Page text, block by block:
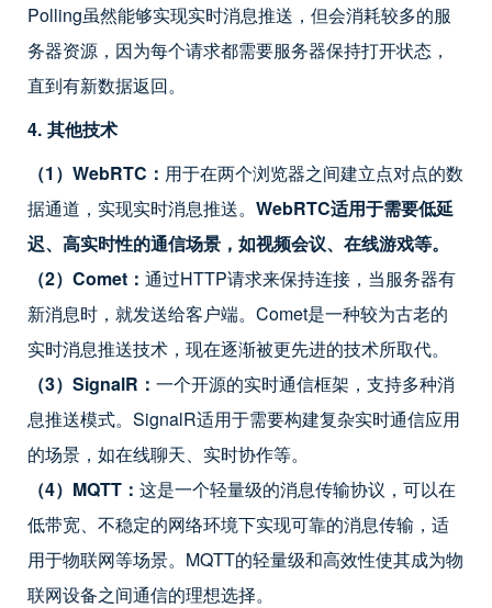
Polling虽然能够实现实时消息推送，但会消耗较多的服
务器资源，因为每个请求都需要服务器保持打开状态，
直到有新数据返回。
4. 其他技术
（1）WebRTC： 用于在两个浏览器之间建立点对点的数
据通道，实现实时消息推送。 WebRTC适用于需要低延
迟、高实时性的通信场景，如视频会议、在线游戏等。
（2）Comet： 通过HTTP请求来保持连接，当服务器有
新消息时，就发送给客户端。Comet是一种较为古老的
实时消息推送技术，现在逐渐被更先进的技术所取代。
（3）SignalR： 一个开源的实时通信框架，支持多种消
息推送模式。SignalR适用于需要构建复杂实时通信应用
的场景，如在线聊天、实时协作等。
（4）MQTT： 这是一个轻量级的消息传输协议，可以在
低带宽、不稳定的网络环境下实现可靠的消息传输，适
用于物联网等场景。MQTT的轻量级和高效性使其成为物
联网设备之间通信的理想选择。